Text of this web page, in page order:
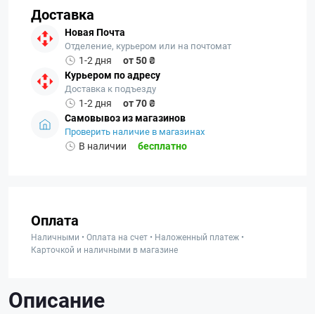
Доставка
Новая Почта
Отделение, курьером или на почтомат
1-2 дня
от 50 ₴
Курьером по адресу
Доставка к подъезду
1-2 дня
от 70 ₴
Самовывоз из магазинов
Проверить наличие в магазинах
В наличии бесплатно
Оплата
Наличными • Оплата на счет • Наложенный платеж •
Карточкой и наличными в магазине
Описание